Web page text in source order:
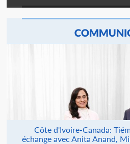
Côte d'Ivoire-Canada:
échange avec Anita Anand,